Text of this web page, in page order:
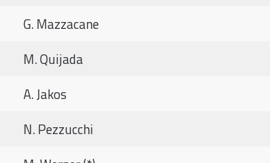
G. Mazzacane
M. Quijada
A. Jakos
N. Pezzucchi